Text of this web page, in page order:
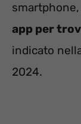
app per
indicato
2024.